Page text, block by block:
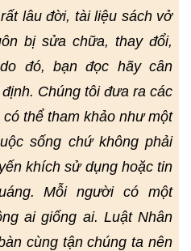
lâu đời, tài liệu sách vở
bị sửa chữa, thay đổi,
đó, bạn đọc hãy cân
Chúng tôi đưa ra các
thể tham khảo như một
sống chứ không phải
khích sử dụng hoặc tin
Mỗi người có một
ai giống ai. Luật Nhân
cùng tận chúng ta nên